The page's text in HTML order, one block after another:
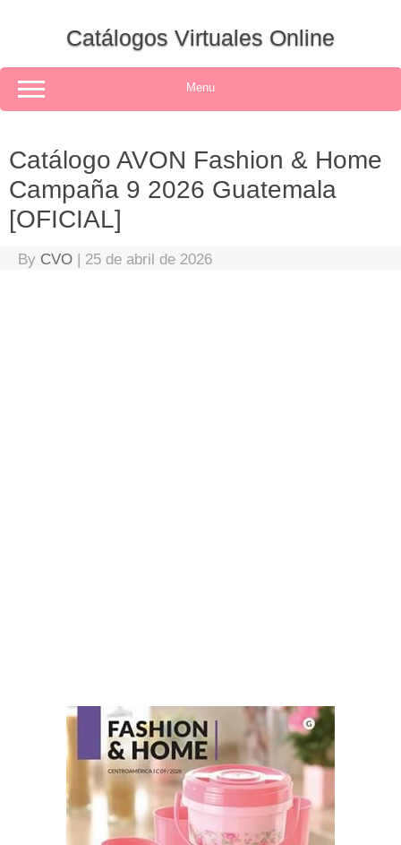
Catálogos Virtuales Online
Menu
Catálogo AVON Fashion & Home
Campaña 9 2026 Guatemala
[OFICIAL]
By CVO | 25 de abril de 2026